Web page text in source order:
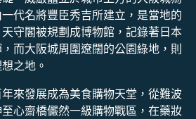
代名將豐臣秀吉所建立，是當地的
守閣被規劃成博物館，記錄著日本
而大阪城周圍遼闊的公園綠地，則
之地。
來發展成為美食購物天堂，從難波
心齋橋儼然一級購物戰區，在藥妝